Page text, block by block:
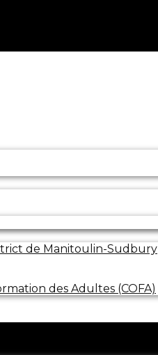
de Manitoulin-Sudbury
des Adultes (COFA)